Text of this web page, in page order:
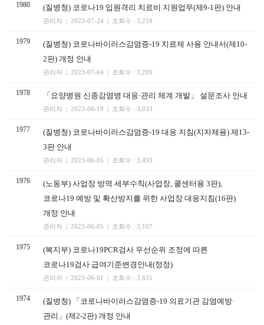
1980 (질병청) 코로나19 입원격리 치료비 지원업무(제9-1판) 안내
관리자 | 2023-07-24 | 조회수 : 3,218
1979
(질병청) 코로나바이러스감염증-19 치료제 사용 안내서(제10-
2판) 개정 안내
관리자 | 2023-07-04 | 조회수 : 3,209
1978 「요양병원 신종감염병 대응·관리 체계 개발」 설문조사 안내
관리자 | 2023-06-19 | 조회수 : 3,033
1977
(질병청) 코로나바이러스감염증-19 대응 지침(지자체용) 제13-
3판 안내
관리자 | 2023-06-05 | 조회수 : 3,493
1976
(노동부) 사업장 방역 세부수칙(사업장, 콜센터용 3판),
코로나19 예방 및 확산방지를 위한 사업장 대응지침(16판)
개정 안내
관리자 | 2023-06-05 | 조회수 : 3,107
1975
(복지부) 코로나19PCR검사 우선순위 조정에 따른
코로나19검사 급여기준변경안내(정정)
관리자 | 2023-06-01 | 조회수 : 3,631
1974
(질병청) 「코로나바이러스감염증-19 의료기관 감염예방·
관리」(제2-2판) 개정 안내